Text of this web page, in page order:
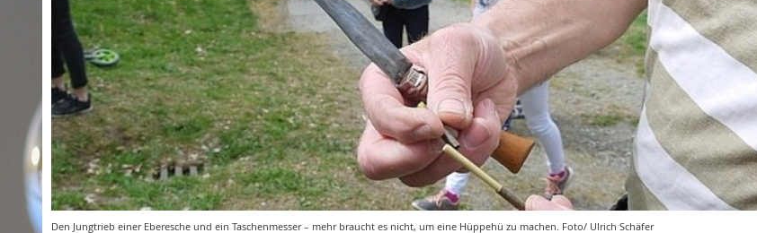
Den Jungtrieb einer Eberesche und ein Taschenmesser – mehr braucht es nicht, um eine Hüppehü zu machen. Foto/ Ulrich Schäfer